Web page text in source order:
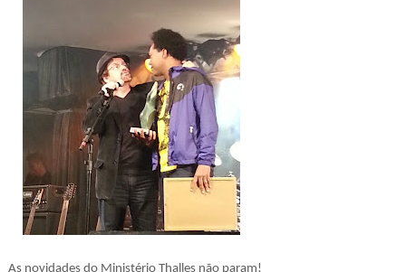
As novidades do Ministério Thalles não param!